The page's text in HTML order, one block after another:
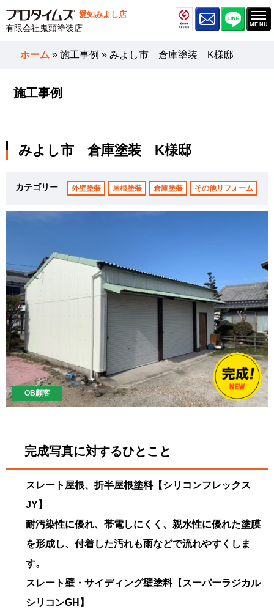
愛知みよし店
有限会社鬼頭塗装店
ホーム »施工事例 »みよし市 倉庫塗装 K様邸
施工事例
みよし市 倉庫塗装 K様邸
カテゴリー 外壁塗装 屋根塗装 倉庫塗装 その他リフォーム
OB顧客
完成写真に対するひとこと
スレート屋根、折半屋根塗料【シリコンフレックス
JY】
耐汚染性に優れ、帯電しにくく、親水性に優れた塗膜
を形成し、付着した汚れも雨などで流れやすくしま
す。
スレート壁・サイディング壁塗料【スーパーラジカル
シリコンGH】